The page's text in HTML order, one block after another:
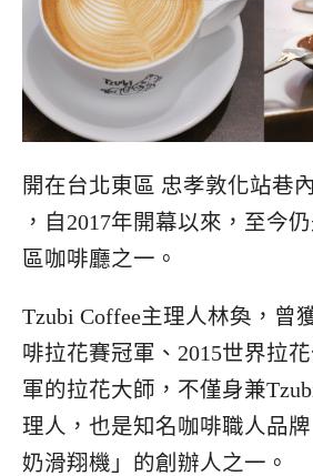
開在台北東區 忠孝敦化站巷
，自2017年開幕以來，至今
區咖啡廳之一。
Tzubi Coffee主理人林奐，曾
啡拉花賽冠軍、2015世界拉
軍的拉花大師，不僅身兼
理人，也是知名咖啡職人品
奶滑翔機」的創辦人之一。